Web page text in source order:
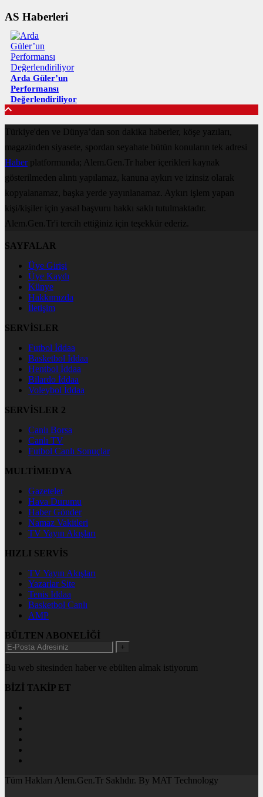
AS Haberleri
Arda Güler’un
Performansı
Değerlendiriliyor
Türkiye'den ve Dünya’dan son dakika haberler, köşe yazıları,
magazinden siyasete, spordan seyahate bütün konuların tek adresi
Haberplatformunda; Alem.Gen.Tr haber içerikleri kaynak
gösterilmeden alıntı yapılamaz, kanuna aykırı ve izinsiz olarak
kopyalanamaz, başka yerde yayınlanamaz. Aykırı işlem yapan
kişi/kişiler için yasal başvuru hakkı saklı tutulmaktadır.
Alem.Gen.Tr'i tercih ettiğiniz için teşekkür ederiz.
SAYFALAR
Üye Girişi
Üye Kaydı
Künye
Hakkımızda
İletişim
SERVİSLER
Futbol İddaa
Basketbol İddaa
Hentbol İddaa
Bilardo İddaa
Voleybol İddaa
SERVİSLER 2
Canlı Borsa
Canlı TV
Futbol Canlı Sonuçlar
MULTİMEDYA
Gazeteler
Hava Durumu
Haber Gönder
Namaz Vakitleri
TV Yayın Akışları
HIZLI SERVİS
TV Yayın Akışları
Yazarlar Site
Tenis İddaa
Basketbol Canlı
AMP
BÜLTEN ABONELİĞİ
+
Bu web sitesinden haber ve ebülten almak istiyorum
BİZİ TAKİP ET
Tüm Hakları Alem.Gen.Tr Saklıdır. By MAT Technology